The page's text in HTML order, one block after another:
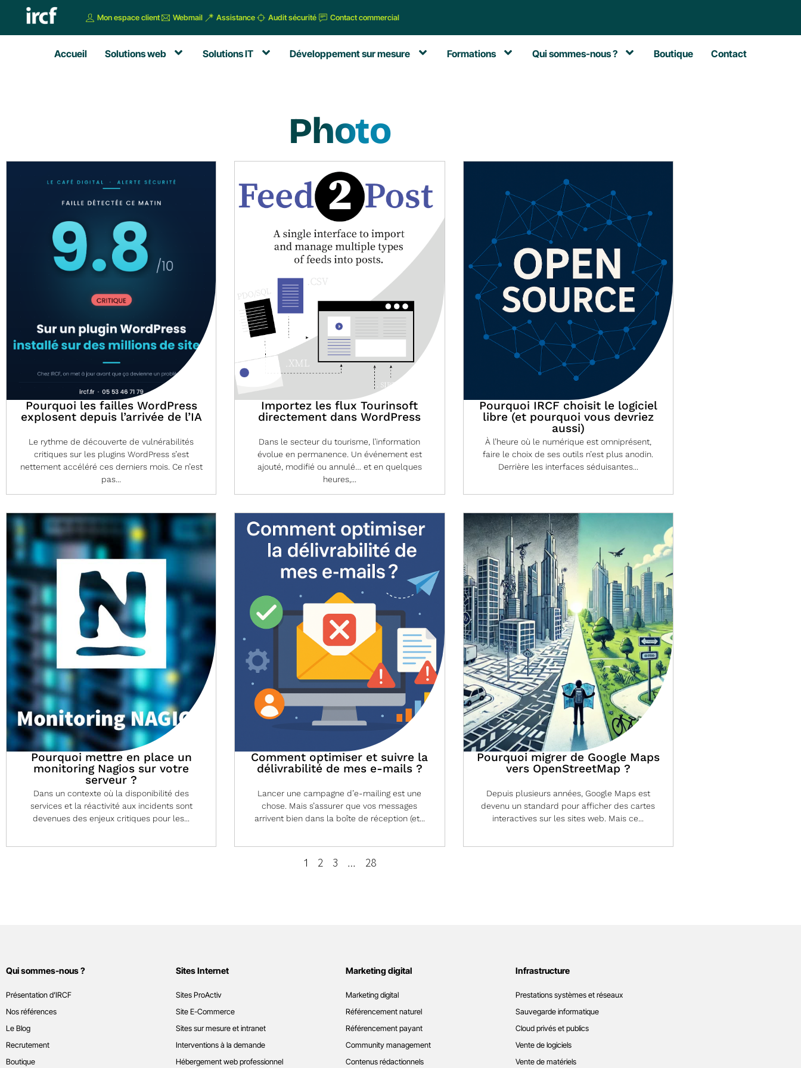
Mon espace client Webmail Assistance Audit sécurité Contact commercial
Accueil Solutions web Solutions IT Développement sur mesure Formations Qui sommes-nous ? Boutique Contact
Photo
Pourquoi les failles WordPress
explosent depuis l’arrivée de l’IA
Le rythme de découverte de vulnérabilités
critiques sur les plugins WordPress s’est
nettement accéléré ces derniers mois. Ce n’est
pas...
Importez les flux Tourinsoft
directement dans WordPress
Dans le secteur du tourisme, l’information
évolue en permanence. Un événement est
ajouté, modifié ou annulé… et en quelques
heures,...
Pourquoi IRCF choisit le logiciel
libre (et pourquoi vous devriez
aussi)
À l’heure où le numérique est omniprésent,
faire le choix de ses outils n’est plus anodin.
Derrière les interfaces séduisantes...
Pourquoi mettre en place un
monitoring Nagios sur votre
serveur ?
Dans un contexte où la disponibilité des
services et la réactivité aux incidents sont
devenues des enjeux critiques pour les...
Comment optimiser et suivre la
délivrabilité de mes e-mails ?
Lancer une campagne d’e-mailing est une
chose. Mais s’assurer que vos messages
arrivent bien dans la boîte de réception (et...
Pourquoi migrer de Google Maps
vers OpenStreetMap ?
Depuis plusieurs années, Google Maps est
devenu un standard pour afficher des cartes
interactives sur les sites web. Mais ce...
1 2 3 … 28
Qui sommes-nous ?
Présentation d’IRCF
Nos références
Le Blog
Recrutement
Boutique
Sites Internet
Sites ProActiv
Site E-Commerce
Sites sur mesure et intranet
Interventions à la demande
Hébergement web professionnel
Marketing digital
Marketing digital
Référencement naturel
Référencement payant
Community management
Contenus rédactionnels
Infrastructure
Prestations systèmes et réseaux
Sauvegarde informatique
Cloud privés et publics
Vente de logiciels
Vente de matériels